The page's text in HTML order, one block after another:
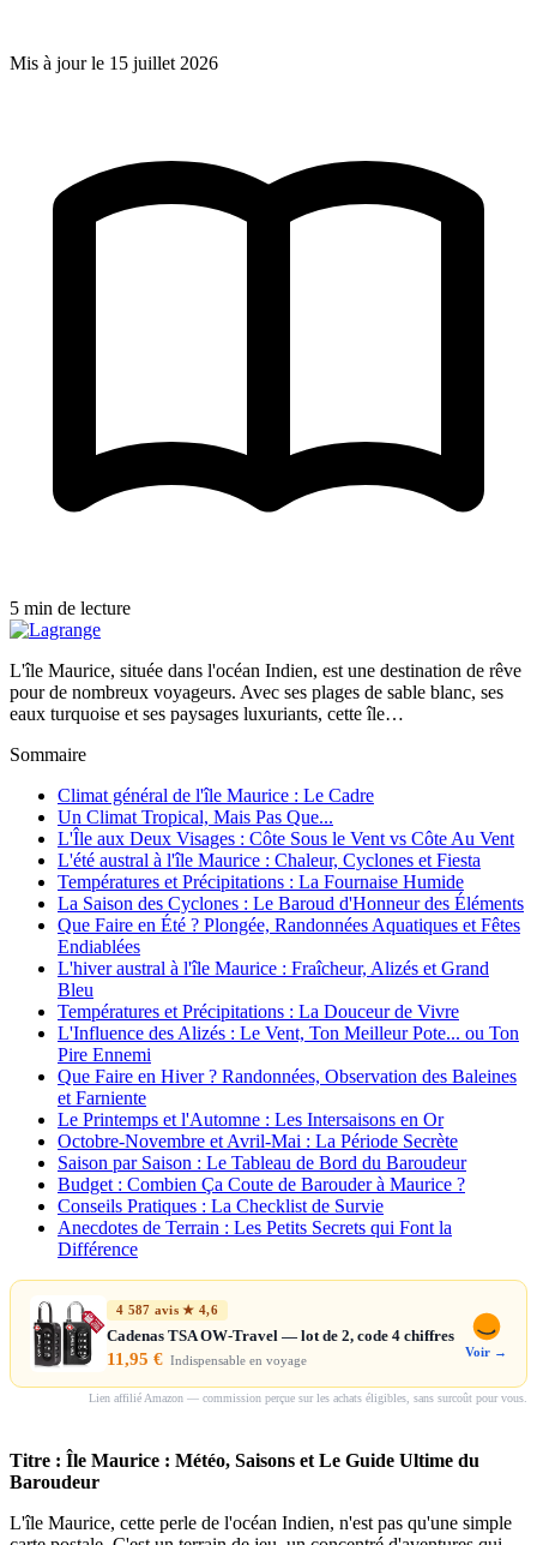
Mis à jour le 15 juillet 2026
5 min de lecture
L'île Maurice, située dans l'océan Indien, est une destination de rêve
pour de nombreux voyageurs. Avec ses plages de sable blanc, ses
eaux turquoise et ses paysages luxuriants, cette île…
Sommaire
Climat général de l'île Maurice : Le Cadre
Un Climat Tropical, Mais Pas Que...
L'Île aux Deux Visages : Côte Sous le Vent vs Côte Au Vent
L'été austral à l'île Maurice : Chaleur, Cyclones et Fiesta
Températures et Précipitations : La Fournaise Humide
La Saison des Cyclones : Le Baroud d'Honneur des Éléments
Que Faire en Été ? Plongée, Randonnées Aquatiques et Fêtes
Endiablées
L'hiver austral à l'île Maurice : Fraîcheur, Alizés et Grand
Bleu
Températures et Précipitations : La Douceur de Vivre
L'Influence des Alizés : Le Vent, Ton Meilleur Pote... ou Ton
Pire Ennemi
Que Faire en Hiver ? Randonnées, Observation des Baleines
et Farniente
Le Printemps et l'Automne : Les Intersaisons en Or
Octobre-Novembre et Avril-Mai : La Période Secrète
Saison par Saison : Le Tableau de Bord du Baroudeur
Budget : Combien Ça Coute de Barouder à Maurice ?
Conseils Pratiques : La Checklist de Survie
Anecdotes de Terrain : Les Petits Secrets qui Font la
Différence
4 587 avis ★ 4,6
Cadenas TSA OW-Travel — lot de 2, code 4 chiffres
11,95 € Indispensable en voyage
Voir →
Lien affilié Amazon — commission perçue sur les achats éligibles, sans surcoût pour vous.
Titre : Île Maurice : Météo, Saisons et Le Guide Ultime du
Baroudeur
L'île Maurice, cette perle de l'océan Indien, n'est pas qu'une simple